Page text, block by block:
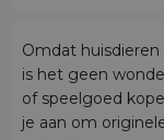
Omdat
is het geen
of speelgoed
je aan om